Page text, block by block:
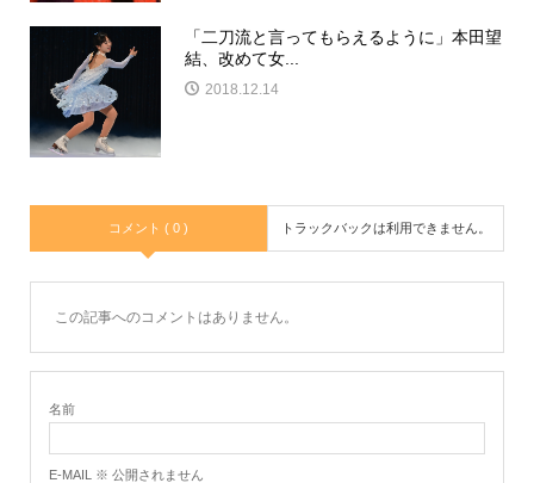
「二刀流と言ってもらえるように」本田望
結、改めて女...
2018.12.14
コメント ( 0 ) トラックバックは利用できません。
この記事へのコメントはありません。
名前
E-MAIL ※ 公開されません